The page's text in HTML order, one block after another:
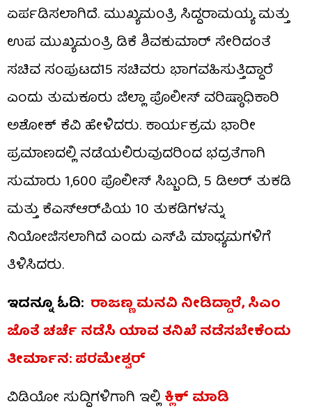
ಏರ್ಪಡಿಸಲಾಗಿದೆ. ಮುಖ್ಯಮಂತ್ರಿ ಸಿದ್ದರಾಮಯ್ಯ ಮತ್ತು
ಉಪ ಮುಖ್ಯಮಂತ್ರಿ ಡಿಕೆ ಶಿವಕುಮಾರ್ ಸೇರಿದಂತೆ
ಸಚಿವ ಸಂಪುಟದ15 ಸಚಿವರು ಭಾಗವಹಿಸುತ್ತಿದ್ದಾರೆ
ಎಂದು ತುಮಕೂರು ಜಿಲ್ಲಾ ಪೊಲೀಸ್ ವರಿಷ್ಠಾಧಿಕಾರಿ
ಅಶೋಕ್ ಕೆವಿ ಹೇಳಿದರು. ಕಾರ್ಯಕ್ರಮ ಭಾರೀ
ಪ್ರಮಾಣದಲ್ಲಿ ನಡೆಯಲಿರುವುದರಿಂದ ಭದ್ರತೆಗಾಗಿ
ಸುಮಾರು 1,600 ಪೊಲೀಸ್ ಸಿಬ್ಬಂದಿ, 5 ಡಿಅರ್ ತುಕಡಿ
ಮತ್ತು ಕೆಎಸ್​ಆರ್​ಪಿಯ 10 ತುಕಡಿಗಳನ್ನು
ನಿಯೋಜಿಸಲಾಗಿದೆ ಎಂದು ಎಸ್​ಪಿ ಮಾಧ್ಯಮಗಳಿಗೆ
ತಿಳಿಸಿದರು.
ಇದನ್ನೂ ಓದಿ: ರಾಜಣ್ಣ ಮನವಿ ನೀಡಿದ್ದಾರೆ, ಸಿಎಂ
ಜೊತೆ ಚರ್ಚೆ ನಡೆಸಿ ಯಾವ ತನಿಖೆ ನಡೆಸಬೇಕೆಂದು
ತೀರ್ಮಾನ: ಪರಮೇಶ್ವರ್
ವಿಡಿಯೋ ಸುದ್ದಿಗಳಿಗಾಗಿ ಇಲ್ಲಿಕ್ಲಿಕ್ ಮಾಡಿ